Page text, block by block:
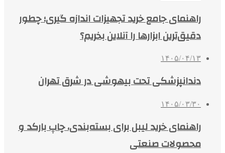
راهنمای جامع خرید تجهیزات اندازه گیری؛ چطور
دقیق‌ترین ابزارها را آنلاین بخریم؟
۱۴۰۵/۰۴/۱۳
دندانپزشکی تحت بیهوشی در شرق تهران
۱۴۰۵/۰۳/۳۰
راهنمای خرید لیبل برای بسته‌بندی، چاپ بارکد و
محصولات صنعتی